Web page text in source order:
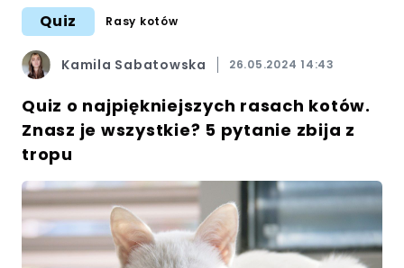
Quiz Rasy kotów
Kamila Sabatowska 26.05.2024 14:43
Quiz o najpiękniejszych rasach kotów.
Znasz je wszystkie? 5 pytanie zbija z
tropu